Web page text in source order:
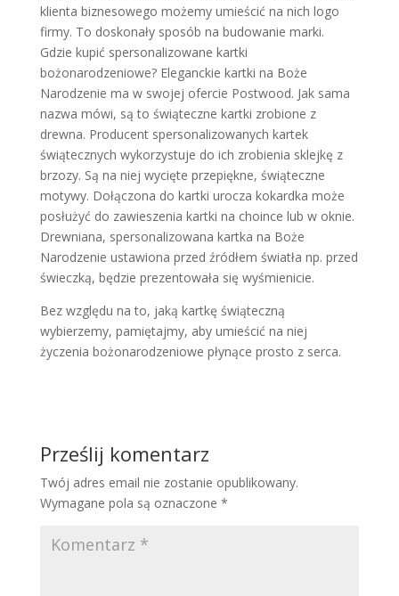
klienta biznesowego możemy umieścić na nich logo
firmy. To doskonały sposób na budowanie marki.
Gdzie kupić spersonalizowane kartki
bożonarodzeniowe? Eleganckie kartki na Boże
Narodzenie ma w swojej ofercie Postwood. Jak sama
nazwa mówi, są to świąteczne kartki zrobione z
drewna. Producent spersonalizowanych kartek
świątecznych wykorzystuje do ich zrobienia sklejkę z
brzozy. Są na niej wycięte przepiękne, świąteczne
motywy. Dołączona do kartki urocza kokardka może
posłużyć do zawieszenia kartki na choince lub w oknie.
Drewniana, spersonalizowana kartka na Boże
Narodzenie ustawiona przed źródłem światła np. przed
świeczką, będzie prezentowała się wyśmienicie.
Bez względu na to, jaką kartkę świąteczną
wybierzemy, pamiętajmy, aby umieścić na niej
życzenia bożonarodzeniowe płynące prosto z serca.
Prześlij komentarz
Twój adres email nie zostanie opublikowany.
Wymagane pola są oznaczone *